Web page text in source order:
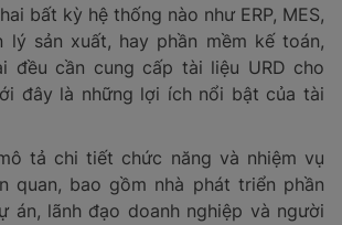
bất kỳ hệ thống nào như ERP, MES,
lý sản xuất, hay phần mềm kế toán,
đều cần cung cấp tài liệu URD cho
đây là những lợi ích nổi bật của tài
tả chi tiết chức năng và nhiệm vụ
quan, bao gồm nhà phát triển phần
án, lãnh đạo doanh nghiệp và người